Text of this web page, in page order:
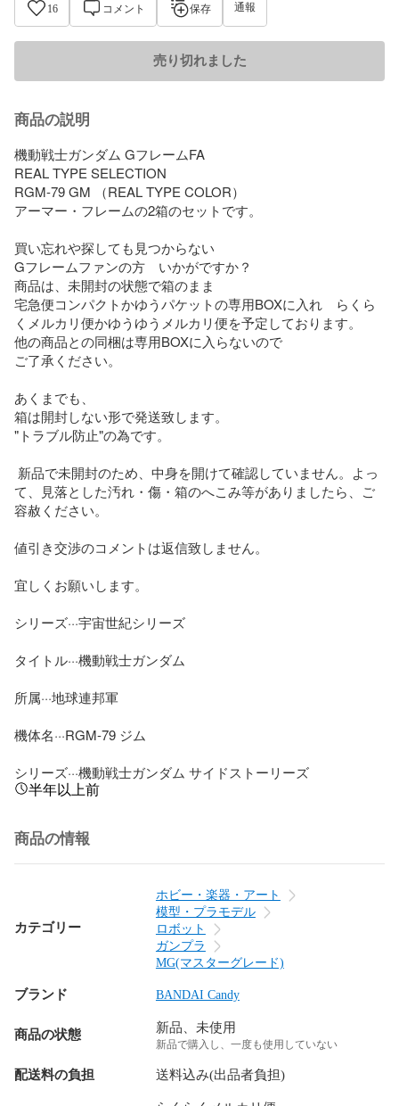
16 コメント 保存 通報
売り切れました
商品の説明
機動戦士ガンダム GフレームFA
REAL TYPE SELECTION
RGM-79 GM （REAL TYPE COLOR）
アーマー・フレームの2箱のセットです。
買い忘れや探しても見つからない
Gフレームファンの方　いかがですか？
商品は、未開封の状態で箱のまま
宅急便コンパクトかゆうパケットの専用BOXに入れ　らくら
くメルカリ便かゆうゆうメルカリ便を予定しております。
他の商品との同梱は専用BOXに入らないので
ご了承ください。
あくまでも、
箱は開封しない形で発送致します。
"トラブル防止"の為です。
て、見落とした汚れ・傷・箱のへこみ等がありましたら、ご
容赦ください。
値引き交渉のコメントは返信致しません。
宜しくお願いします。
シリーズ···宇宙世紀シリーズ
タイトル···機動戦士ガンダム
所属···地球連邦軍
機体名···RGM-79 ジム
シリーズ···機動戦士ガンダム サイドストーリーズ
半年以上前
商品の情報
カテゴリー
ホビー・楽器・アート
模型・プラモデル
ロボット
ガンプラ
MG(マスターグレード)
ブランド BANDAI Candy
商品の状態 新品、未使用
新品で購入し、一度も使用していない
配送料の負担 送料込み(出品者負担)